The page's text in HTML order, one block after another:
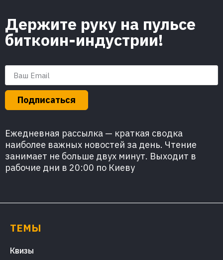
Держите руку на пульсе
биткоин-индустрии!
Подписаться
Ежедневная рассылка — краткая сводка
наиболее важных новостей за день. Чтение
занимает не больше двух минут. Выходит в
рабочие дни в 20:00 по Киеву
ТЕМЫ
Квизы